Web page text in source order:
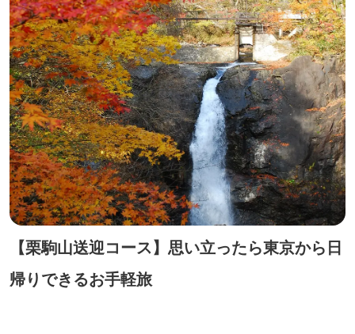
【栗駒山送迎コース】思い立ったら東京から日
帰りできるお手軽旅